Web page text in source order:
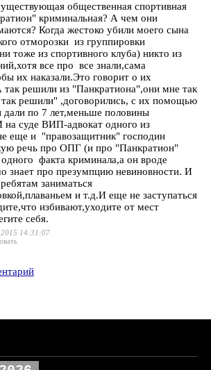
общественная спортивная
криминальная? А чем они
Когда жестоко убили моего сына
отморозки из группировки
тоже из спортивного клуба) никто из
все про все знали,сама
их наказали.Это говорит о их
так решили из "Панкратиона",они мне так
так решили" ,договорились, с их помощью
дали по 7 лет,меньше половины
на суде ВИП-адвокат одного из
еще и "правозащитник" господин
речь про ОПГ (и про "Панкратион"
факта криминала,а он вроде
знает про презумпцию невиновности. И
заниматься
и т.д.И еще не заступаться
избивают,уходите от мест
себя.
14:31:07